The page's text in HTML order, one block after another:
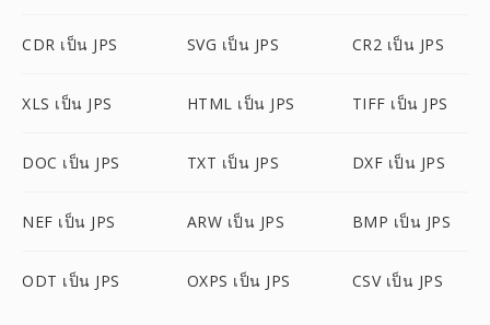
CDR เป็น JPS SVG เป็น JPS CR2 เป็น JPS
XLS เป็น JPS HTML เป็น JPS TIFF เป็น JPS
DOC เป็น JPS TXT เป็น JPS DXF เป็น JPS
NEF เป็น JPS ARW เป็น JPS BMP เป็น JPS
ODT เป็น JPS OXPS เป็น JPS CSV เป็น JPS